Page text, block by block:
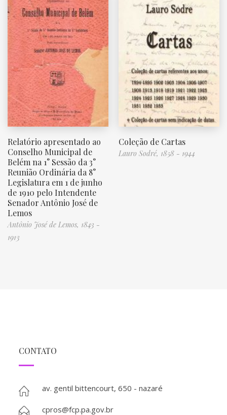
Relatório apresentado ao
Conselho Municipal de
Belém na 1° Sessão da 3°
Reunião Ordinária da 8°
Legislatura em 1 de junho
de 1910 pelo Intendente
Senador Antônio José de
Lemos
Antônio José de Lemos, 1843 -
1913
Coleção de Cartas
Lauro Sodré, 1858 - 1944
CONTATO
av. gentil bittencourt, 650 - nazaré
cpros@fcp.pa.gov.br